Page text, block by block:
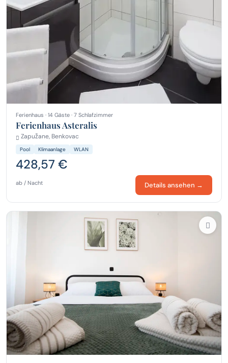
Ferienhaus · 14 Gäste · 7 Schlafzimmer
Ferienhaus Asteralis
Zapužane, Benkovac
Pool Klimaanlage WLAN
428,57 €
ab / Nacht Details ansehen →